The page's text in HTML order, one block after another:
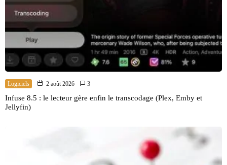
Logiciels 2 août 2026 3
Infuse 8.5 : le lecteur gère enfin le transcodage (Plex, Emby et
Jellyfin)